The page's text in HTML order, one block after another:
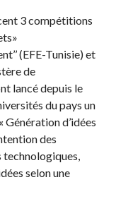
(EFE-Tunisie) et
de
lancé depuis le
du pays un
d’idées
des
technologiques,
selon une